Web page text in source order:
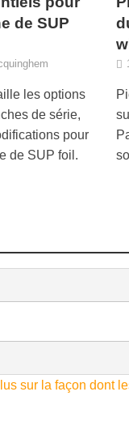
de SUP
les options
de série,
pour
de SUP foil.
sur la façon dont